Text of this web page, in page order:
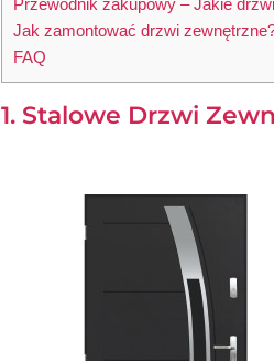
Przewodnik zakupowy – Jakie
Jak zamontować drzwi
FAQ
1. Stalowe Drzwi